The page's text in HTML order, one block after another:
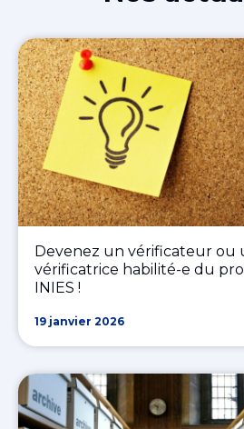
Devenez un vérificateur ou
vérificatrice habilité-e du
INIES !
19 janvier 2026